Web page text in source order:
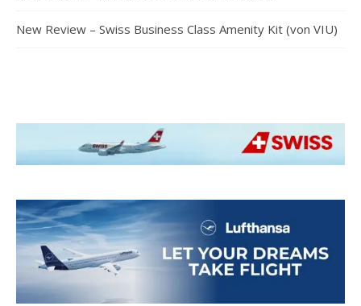
New Review – Swiss Business Class Amenity Kit (von VIU)